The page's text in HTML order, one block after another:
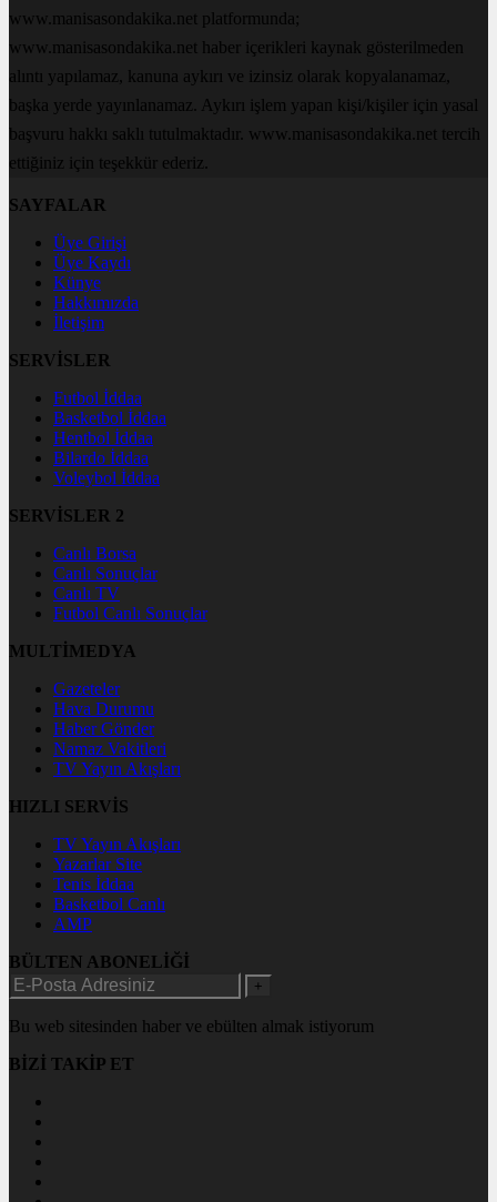
www.manisasondakika.net platformunda;
www.manisasondakika.net haber içerikleri kaynak gösterilmeden
alıntı yapılamaz, kanuna aykırı ve izinsiz olarak kopyalanamaz,
başka yerde yayınlanamaz. Aykırı işlem yapan kişi/kişiler için yasal
başvuru hakkı saklı tutulmaktadır. www.manisasondakika.net tercih
ettiğiniz için teşekkür ederiz.
SAYFALAR
Üye Girişi
Üye Kaydı
Künye
Hakkımızda
İletişim
SERVİSLER
Futbol İddaa
Basketbol İddaa
Hentbol İddaa
Bilardo İddaa
Voleybol İddaa
SERVİSLER 2
Canlı Borsa
Canlı Sonuçlar
Canlı TV
Futbol Canlı Sonuçlar
MULTİMEDYA
Gazeteler
Hava Durumu
Haber Gönder
Namaz Vakitleri
TV Yayın Akışları
HIZLI SERVİS
TV Yayın Akışları
Yazarlar Site
Tenis İddaa
Basketbol Canlı
AMP
BÜLTEN ABONELİĞİ
+
Bu web sitesinden haber ve ebülten almak istiyorum
BİZİ TAKİP ET